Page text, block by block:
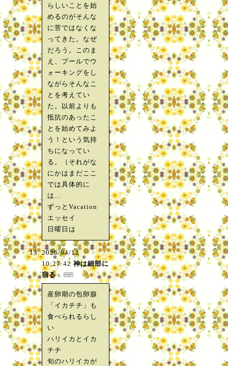
らしいことを始
めるのがそんな
に苦ではなくな
ってきた。なぜ
だろう。このま
え、プールでウ
ォーキングをし
ながらそんなこ
とを考えてい
た。以前よりも
抵抗のあったこ
とを始めてみよ
う！という気持
ちになってい
る。（それがな
にかはまだここ
では具体的に
は…
ずっとVacation
エッセイ
日曜日は
2026/04/12
10:27:42 神は細部に
宿る
産卵期の包卵腺
「イカチチ」も
食べられるらし
い
ハリイカとイカ
チチ
旬のハリイカが